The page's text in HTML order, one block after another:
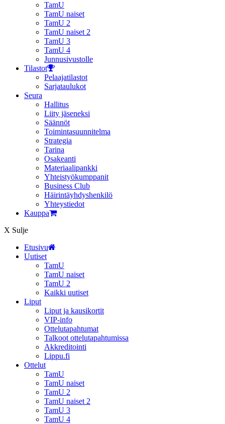
TamU
TamU naiset
TamU 2
TamU naiset 2
TamU 3
TamU 4
Junnusivustolle
Tilastot
Pelaajatilastot
Sarjataulukot
Seura
Hallitus
Liity jäseneksi
Säännöt
Toimintasuunnitelma
Strategia
Tarina
Osakeanti
Materiaalipankki
Yhteistyö­kumppanit
Business Club
Häirintä­yhdyshenkilö
Yhteystiedot
Kauppa
X Sulje
Etusivu
Uutiset
TamU
TamU naiset
TamU 2
Kaikki uutiset
Liput
Liput ja kausikortit
VIP-info
Ottelutapahtumat
Talkoot ottelutapahtumissa
Akkreditointi
Lippu.fi
Ottelut
TamU
TamU naiset
TamU 2
TamU naiset 2
TamU 3
TamU 4